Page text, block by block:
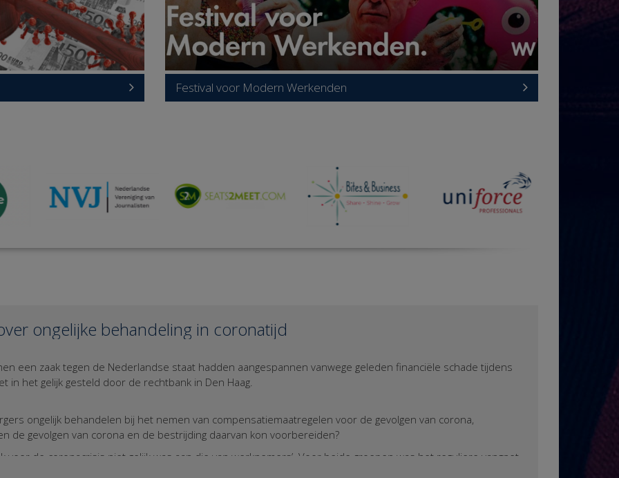
Festival voor Modern Werkenden
ongelijke behandeling in coronatijd
een zaak tegen de Nederlandse staat hadden aangespannen vanwege geleden financiële schade tijdens
in het gelijk gesteld door de rechtbank in Den Haag.
ongelijk behandelen bij het nemen van compensatiemaatregelen voor de gevolgen van corona,
de gevolgen van corona en de bestrijding daarvan kon voorbereiden?
voor de coronacrisis niet gelijk was aan die van werknemers’. Voor beide groepen was het reguliere vangnet
situatie en dus mocht de Staat ook ongelijke steunmaatregelen bieden. De werknemer in loondienst